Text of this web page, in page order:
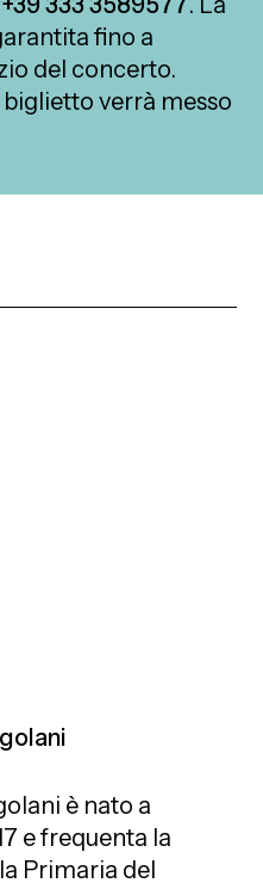
fino a
del concerto.
verrà messo
è nato a
e frequenta la
Primaria del